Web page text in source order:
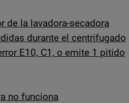
de la lavadora-secadora
durante el centrifugado
E10, C1, o emite 1 pitido
no funciona